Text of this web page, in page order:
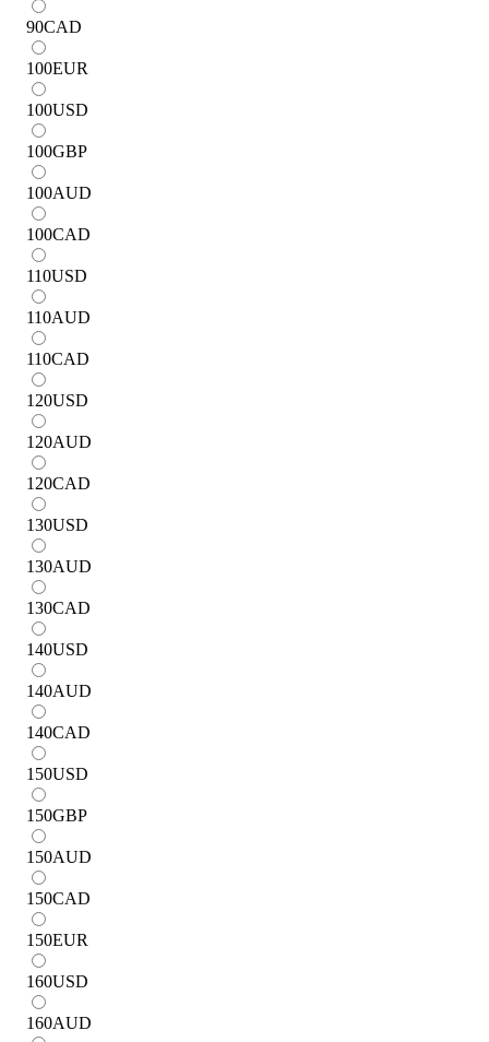
90CAD
100EUR
100USD
100GBP
100AUD
100CAD
110USD
110AUD
110CAD
120USD
120AUD
120CAD
130USD
130AUD
130CAD
140USD
140AUD
140CAD
150USD
150GBP
150AUD
150CAD
150EUR
160USD
160AUD